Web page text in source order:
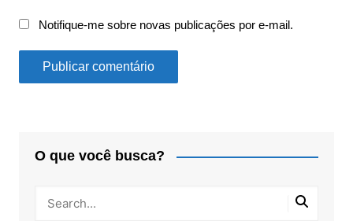
Notifique-me sobre novas publicações por e-mail.
O que você busca?